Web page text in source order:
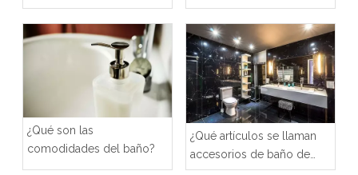
diferentes materiales
¿Qué son las
comodidades del baño?
¿Qué artículos se llaman
accesorios de baño de
hotel?